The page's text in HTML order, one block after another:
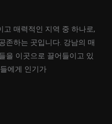
고 매력적인 지역 중 하나로,
존하는 곳입니다. 강남의 매
을 이곳으로 끌어들이고 있
에게 인기가